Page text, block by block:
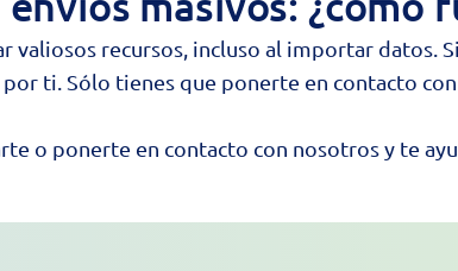
recursos, incluso al importar datos.
ti. Sólo tienes que ponerte en contacto
o ponerte en contacto con nosotros y te